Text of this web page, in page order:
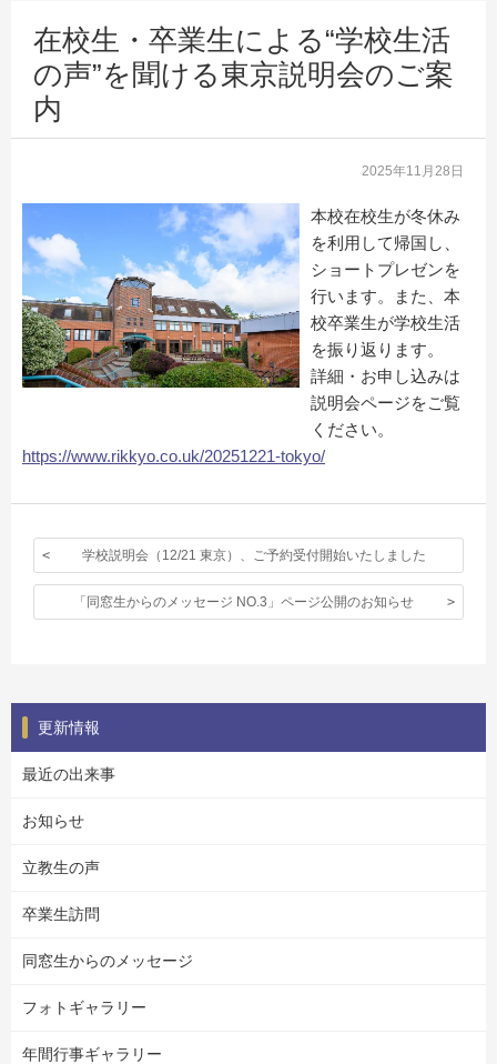
在校生・卒業生による“学校生活
の声”を聞ける東京説明会のご案
内
2025年11月28日
本校在校生が冬休み
を利用して帰国し、
ショートプレゼンを
行います。また、本
校卒業生が学校生活
を振り返ります。
詳細・お申し込みは
説明会ページをご覧
ください。
https://www.rikkyo.co.uk/20251221-tokyo/
学校説明会（12/21 東京）、ご予約受付開始いたしました
「同窓生からのメッセージ NO.3」ページ公開のお知らせ
更新情報
最近の出来事
お知らせ
立教生の声
卒業生訪問
同窓生からのメッセージ
フォトギャラリー
年間行事ギャラリー